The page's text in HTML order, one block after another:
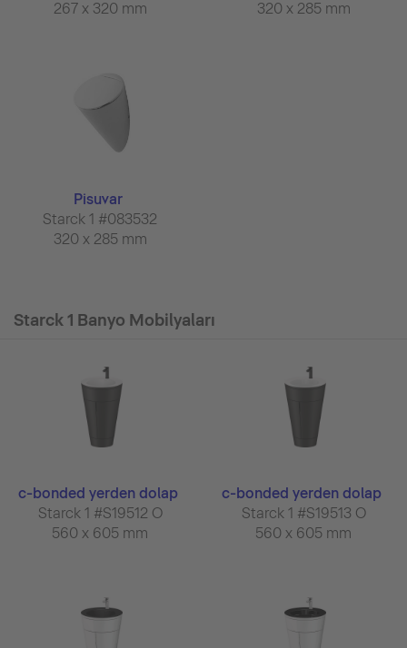
267 x 320 mm
320 x 285 mm
Pisuvar
Starck 1 #083532
320 x 285 mm
Starck 1 Banyo Mobilyaları
c-bonded yerden dolap
Starck 1 #S19512 O
560 x 605 mm
c-bonded yerden dolap
Starck 1 #S19513 O
560 x 605 mm